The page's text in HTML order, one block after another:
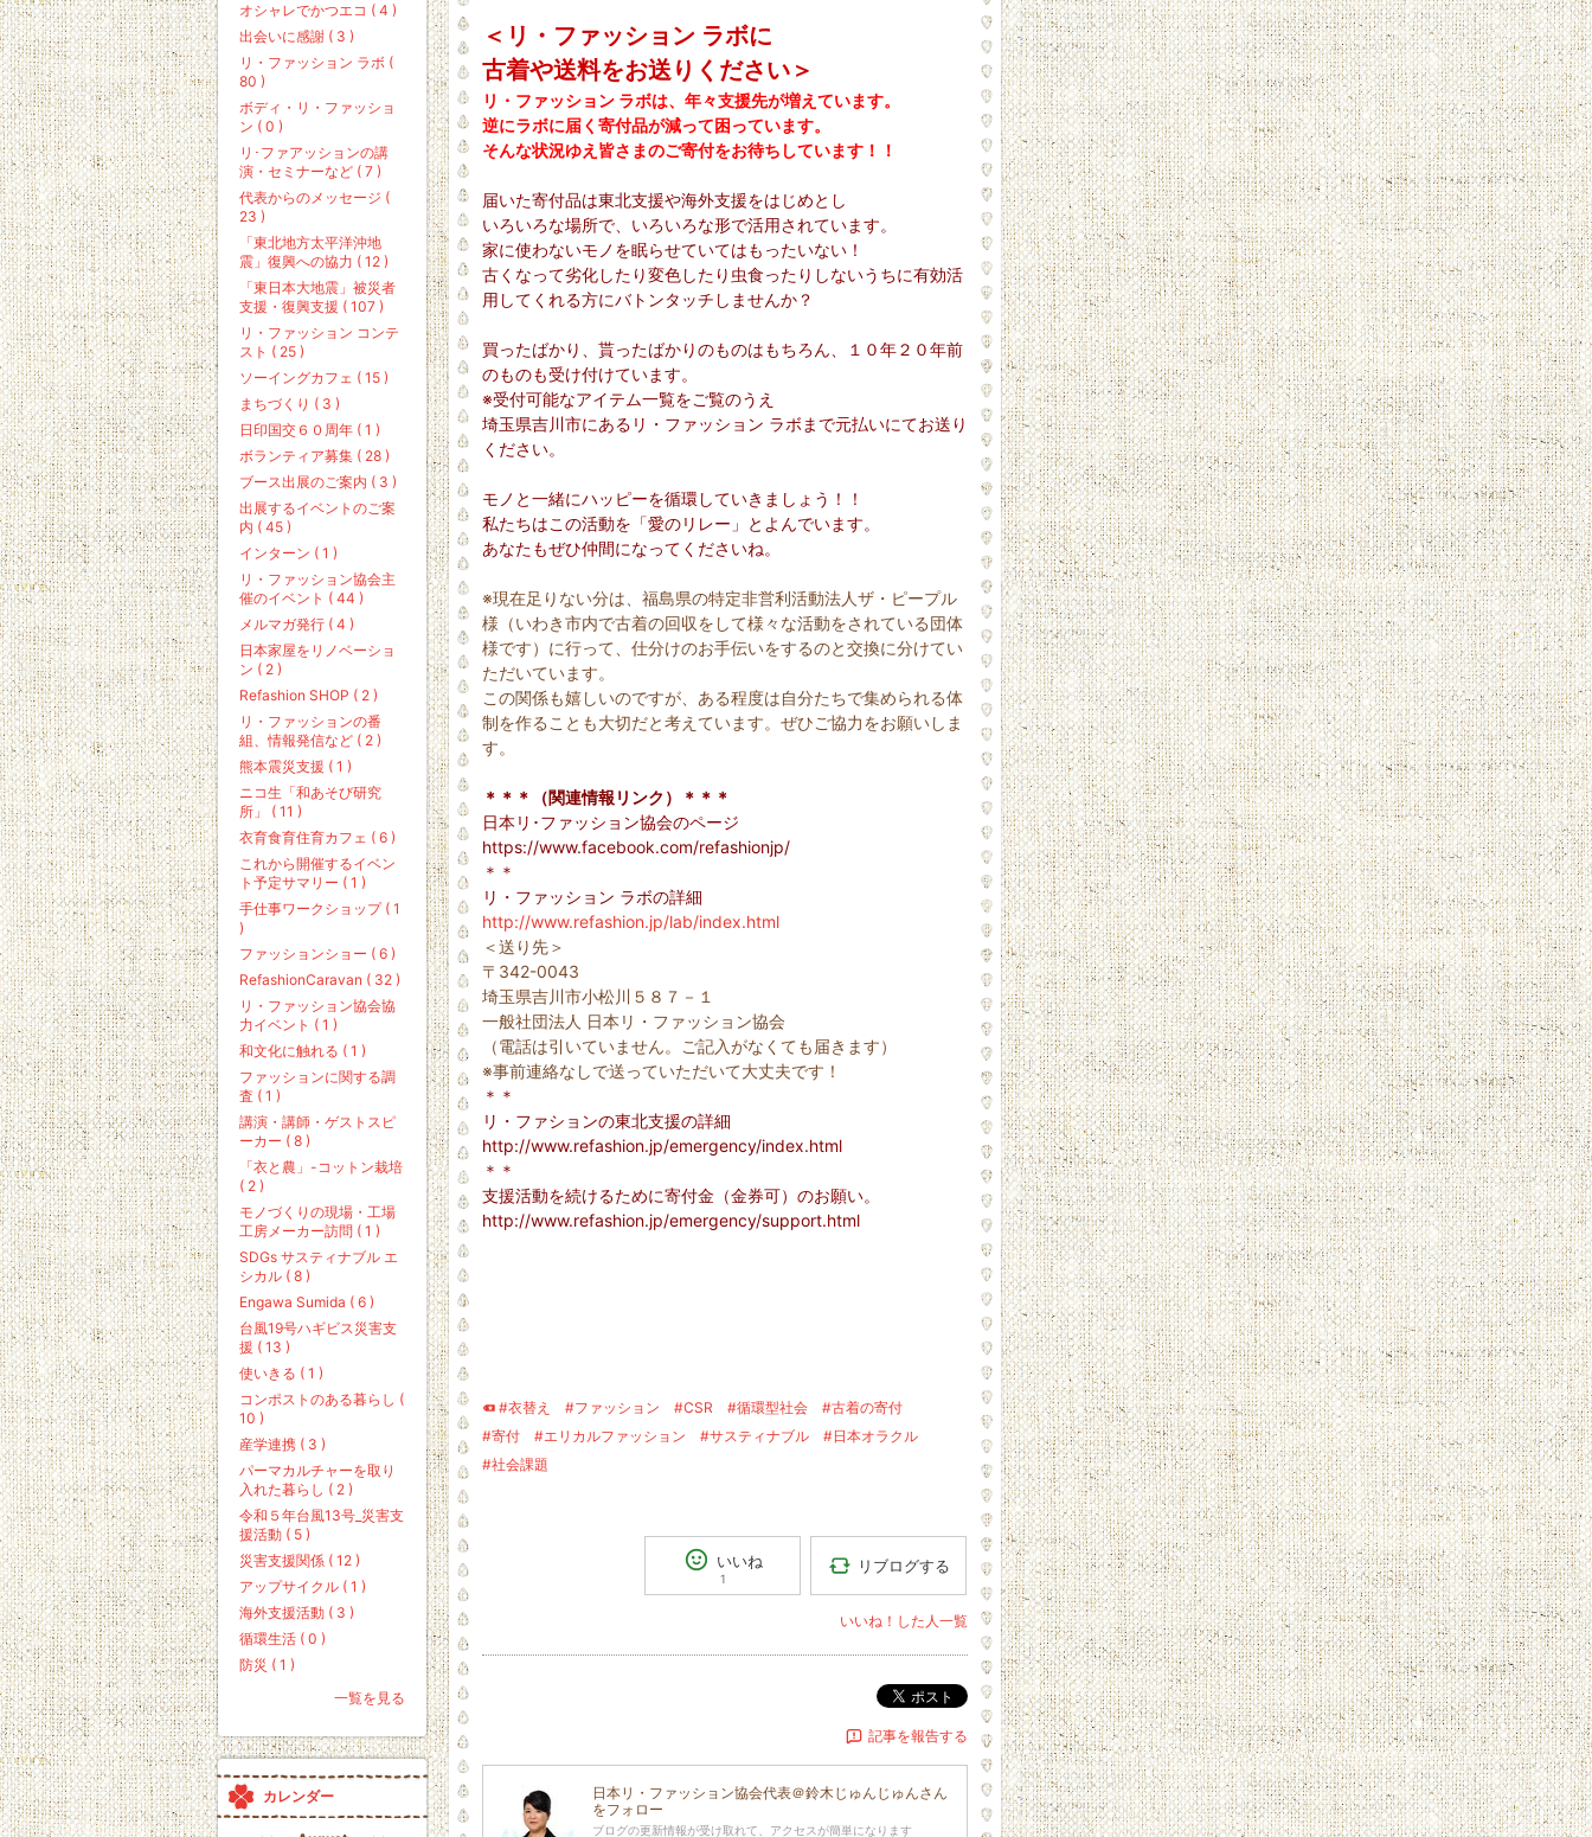
＜リ・ファッション ラボに
古着や送料をお送りください＞
リ・ファッション ラボは、年々支援先が増えています。
逆にラボに届く寄付品が減って困っています。
そんな状況ゆえ皆さまのご寄付をお待ちしています！！
届いた寄付品は東北支援や海外支援をはじめとし
いろいろな場所で、いろいろな形で活用されています。
家に使わないモノを眠らせていてはもったいない！
古くなって劣化したり変色したり虫食ったりしないうちに有効活
用してくれる方にバトンタッチしませんか？
買ったばかり、貰ったばかりのものはもちろん、１０年２０年前
のものも受け付けています。
※受付可能なアイテム一覧をご覧のうえ
埼玉県吉川市にある リ・ファッション ラボ まで元払いにてお送り
ください。
モノと一緒にハッピーを循環していきましょう！！
私たちはこの活動を「愛のリレー」とよんでいます。
あなたもぜひ仲間になってくださいね。
※現在足りない分は、福島県の特定非営利活動法人ザ・ピープル
様（いわき市内で古着の回収をして様々な活動をされている団体
様です）に行って、仕分けのお手伝いをするのと交換に分けてい
ただいています。
この関係も嬉しいのですが、ある程度は自分たちで集められる体
制を作ることも大切だと考えています。ぜひご協力をお願いしま
す。
＊＊＊（関連情報リンク）＊＊＊
日本リ･ファッション協会のページ
https://www.facebook.com/refashionjp/
＊＊
リ・ファッション ラボの詳細
http://www.refashion.jp/lab/index.html
＜送り先＞
〒342-0043
埼玉県吉川市小松川５８７－１
一般社団法人 日本リ・ファッション協会
（電話は引いていません。ご記入がなくても届きます）
※事前連絡なしで送っていただいて大丈夫です！
＊＊
リ・ファションの東北支援の詳細
http://www.refashion.jp/emergency/index.html
＊＊
支援活動を続けるために寄付金（金券可）のお願い。
http://www.refashion.jp/emergency/support.html
#衣替え #ファッション #CSR #循環型社会
#古着の寄付
#寄付
#エリカルファッション #サスティナブル
#日本オラクル
#社会課題
いいね
1
リブログする
いいね！した人一覧
ポスト
記事を報告する
日本リ・ファッション協会代表＠鈴木じゅんじゅんさん
をフォロー
ブログの更新情報が受け取れて、アクセスが簡単になります
オシャレでかつエコ ( 4 )
出会いに感謝 ( 3 )
リ・ファッション ラボ (
80 )
ボディ・リ・ファッショ
ン ( 0 )
リ･ファアッションの講
演・セミナーなど ( 7 )
代表からのメッセージ (
23 )
「東北地方太平洋沖地
震」復興への協力 ( 12 )
「東日本大地震」被災者
支援・復興支援 ( 107 )
リ・ファッション コンテ
スト ( 25 )
ソーイングカフェ ( 15 )
まちづくり ( 3 )
日印国交６０周年 ( 1 )
ボランティア募集 ( 28 )
ブース出展のご案内 ( 3 )
出展するイベントのご案
内 ( 45 )
インターン ( 1 )
リ・ファッション協会主
催のイベント ( 44 )
メルマガ発行 ( 4 )
日本家屋をリノベーショ
ン ( 2 )
Refashion SHOP ( 2 )
リ・ファッションの番
組、情報発信など ( 2 )
熊本震災支援 ( 1 )
ニコ生「和あそび研究
所」 ( 11 )
衣育食育住育カフェ ( 6 )
これから開催するイベン
ト予定サマリー ( 1 )
手仕事ワークショップ ( 1
)
ファッションショー ( 6 )
RefashionCaravan ( 32 )
リ・ファッション協会協
力イベント ( 1 )
和文化に触れる ( 1 )
ファッションに関する調
査 ( 1 )
講演・講師・ゲストスピ
ーカー ( 8 )
「衣と農」-コットン栽培
( 2 )
モノづくりの現場・工場
工房メーカー訪問 ( 1 )
SDGs サスティナブル エ
シカル ( 8 )
Engawa Sumida ( 6 )
台風19号ハギビス災害支
援 ( 13 )
使いきる ( 1 )
コンポストのある暮らし (
10 )
産学連携 ( 3 )
パーマカルチャーを取り
入れた暮らし ( 2 )
令和５年台風13号_災害支
援活動 ( 5 )
災害支援関係 ( 12 )
アップサイクル ( 1 )
海外支援活動 ( 3 )
循環生活 ( 0 )
防災 ( 1 )
一覧を見る
カレンダー